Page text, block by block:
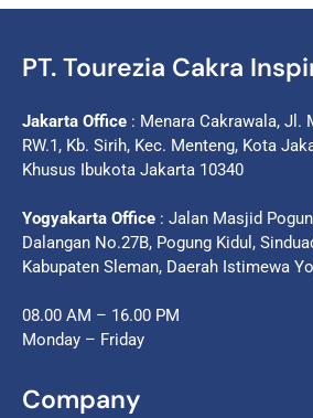
PT. Tourezia Cakra
Jakarta Office : Menara Cakrawala, Jl.
RW.1, Kb. Sirih, Kec. Menteng, Kota
Khusus Ibukota Jakarta 10340
Yogyakarta Office : Jalan Masjid
Dalangan No.27B, Pogung Kidul,
Kabupaten Sleman, Daerah Istimewa
08.00 AM – 16.00 PM
Monday – Friday
Company